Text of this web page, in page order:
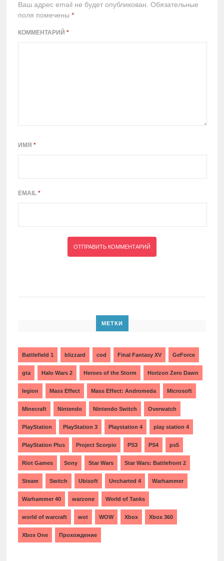
Ваш адрес email не будет опубликован. Обязательные
поля помечены *
КОММЕНТАРИЙ *
ИМЯ *
EMAIL *
МЕТКИ
Battlefield 1 blizzard cod Final Fantasy XV GeForce
gta Halo Wars 2 Heroes of the Storm Horizon Zero Dawn
legion Mass Effect Mass Effect: Andromeda Microsoft
Minecraft Nintendo Nintendo Switch Overwatch
PlayStation PlayStation 3 Playstation 4 play station 4
PlayStation Plus Project Scorpio PS3 PS4 ps5
Riot Games Sony Star Wars Star Wars: Battlefront 2
Steam Switch Ubisoft Uncharted 4 Warhammer
Warhammer 40 warzone World of Tanks
world of warcraft wot WOW Xbox Xbox 360
Xbox One Прохождение